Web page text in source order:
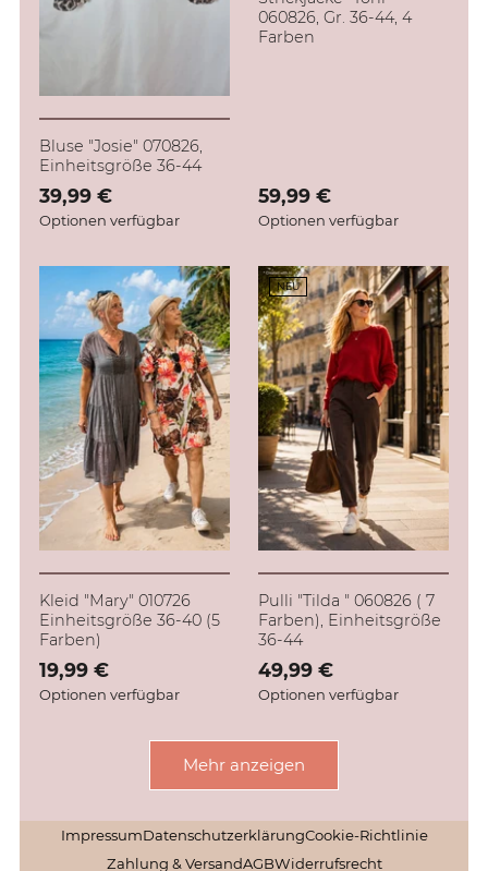
Bluse "Josie" 070826,
Einheitsgröße 36-44
Verkaufspreis: 39,99 €
39,99 €
Optionen verfügbar
060826, Gr. 36-44, 4
Farben
Verkaufspreis: 59,99 €
59,99 €
Optionen verfügbar
Kleid "Mary" 010726
Einheitsgröße 36-40 (5
Farben)
Verkaufspreis: 19,99 €
19,99 €
Optionen verfügbar
NEU
Pulli "Tilda " 060826 ( 7
Farben), Einheitsgröße
36-44
Verkaufspreis: 49,99 €
49,99 €
Optionen verfügbar
Mehr anzeigen
ImpressumDatenschutzerklärungCookie-Richtlinie
Zahlung & VersandAGBWiderrufsrecht